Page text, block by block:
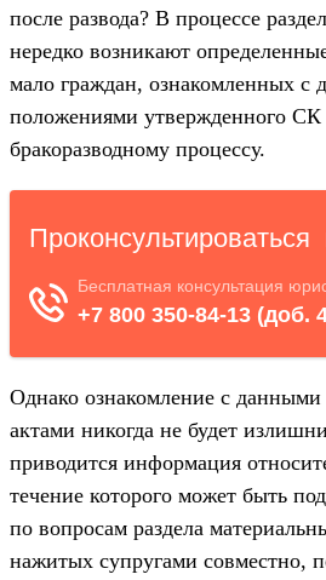
после развода? В процессе
нередко возникают
мало граждан, ознакомленных с
положениями утвержденного
бракоразводному процессу.
Однако ознакомление с
актами никогда не будет
приводится информация
течение которого может быть
по вопросам раздела
нажитых супругами совместно,